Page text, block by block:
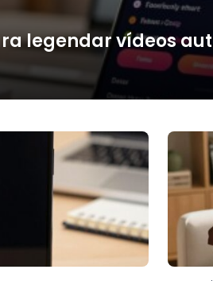
legendar vídeos